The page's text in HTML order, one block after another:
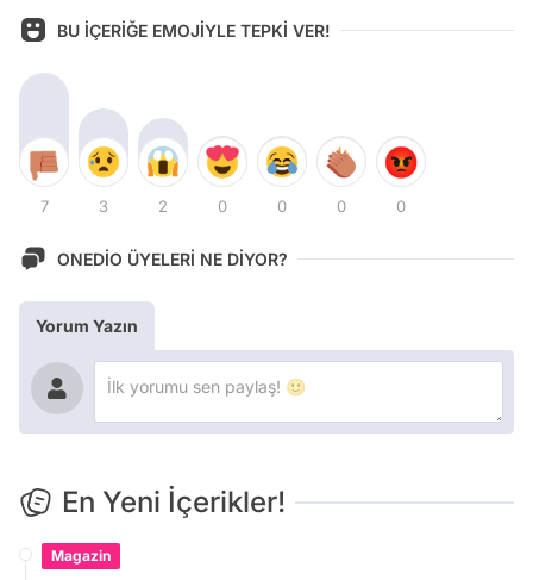
BU İÇERİĞE EMOJİYLE TEPKİ VER!
7 3 2 0 0 0 0
ONEDİO ÜYELERİ NE DİYOR?
Yorum Yazın
En Yeni İçerikler!
Magazin